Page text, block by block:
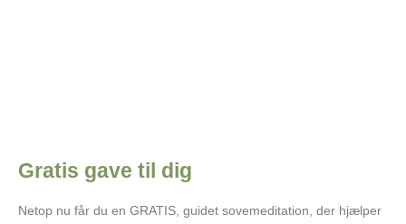
Gratis gave til dig
Netop nu får du en GRATIS, guidet sovemeditation, der hjælper